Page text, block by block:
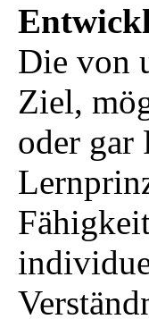
Die von
Ziel,
oder gar